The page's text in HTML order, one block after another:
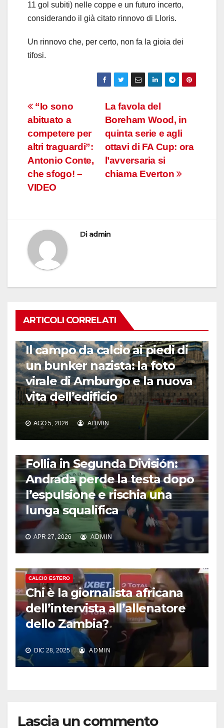
11 gol subiti) nelle coppe e un futuro incerto,
considerando il già citato rinnovo di Lloris.
Un rinnovo che, per certo, non fa la gioia dei
tifosi.
Navigazione
articoli
La favola del
Boreham Wood, in
quinta serie e agli
ottavi di FA Cup: ora
l’avversaria si
chiama Everton
“Io sono
abituato a
competere per
altri traguardi”:
Antonio Conte,
che sfogo! –
VIDEO
Di admin
ARTICOLI CORRELATI
Il campo da calcio ai piedi di
un bunker nazista: la foto
virale di Amburgo e la nuova
vita dell’edificio
AGO 5, 2026 ADMIN
Follia in Segunda División:
Andrada perde la testa dopo
l’espulsione e rischia una
lunga squalifica
APR 27, 2026 ADMIN
CALCIO ESTERO
Chi è la giornalista africana
dell’intervista all’allenatore
dello Zambia?
DIC 28, 2025 ADMIN
Lascia un commento